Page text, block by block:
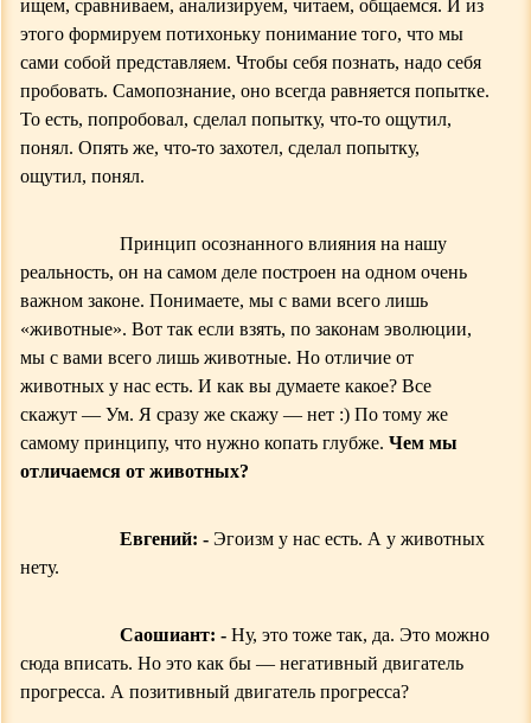
ищем, сравниваем, анализируем, читаем, общаемся. И из
этого формируем потихоньку понимание того, что мы
сами собой представляем. Чтобы себя познать, надо себя
пробовать. Самопознание, оно всегда равняется попытке.
То есть, попробовал, сделал попытку, что-то ощутил,
понял. Опять же, что-то захотел, сделал попытку,
ощутил, понял.
Принцип осознанного влияния на нашу
реальность, он на самом деле построен на одном очень
важном законе. Понимаете, мы с вами всего лишь
«животные». Вот так если взять, по законам эволюции,
мы с вами всего лишь животные. Но отличие от
животных у нас есть. И как вы думаете какое? Все
скажут — Ум. Я сразу же скажу — нет :) По тому же
самому принципу, что нужно копать глубже. Чем мы
отличаемся от животных?
Евгений: - Эгоизм у нас есть. А у животных
нету.
Саошиант: - Ну, это тоже так, да. Это можно
сюда вписать. Но это как бы — негативный двигатель
прогресса. А позитивный двигатель прогресса?